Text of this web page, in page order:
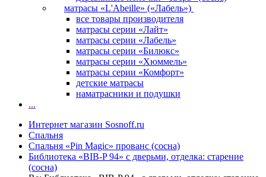
матрасы «L'Abeille» («Лабель»)
все товары производителя
матрасы серии «Лайт»
матрасы серии «Лабель»
матрасы серии «Билюкс»
матрасы серии «Хюммель»
матрасы серии «Комфорт»
детские матрасы
наматрасники и подушки
...
Интернет магазин Sosnoff.ru
Спальня
Спальня «Pin Magic» прованс (сосна)
Библиотека «BIB-P 94» с дверьми, отделка: старение
(сосна)